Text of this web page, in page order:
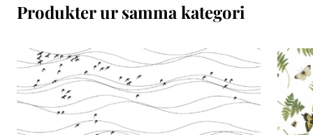
Produkter ur samma kategori